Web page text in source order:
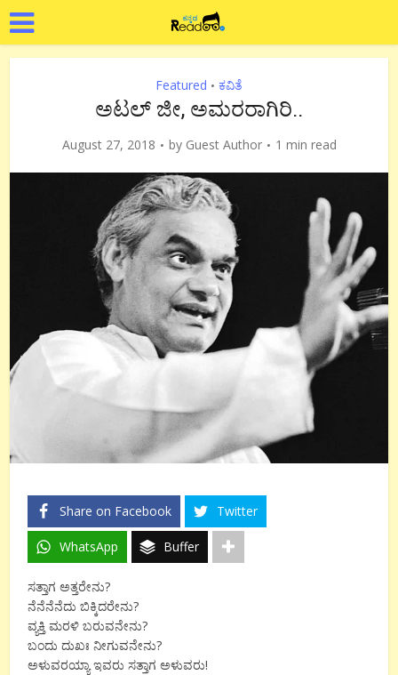
Featured • ಕವಿತೆ
ಅಟಲ್ ಜೀ, ಅಮರರಾಗಿರಿ..
August 27, 2018 by Guest Author 1 min read
Share on Facebook Twitter
WhatsApp Buffer
ಸತ್ತಾಗ ಅತ್ತರೇನು?
ನೆನೆನೆನೆದು ಬಿಕ್ಕಿದರೇನು?
ವ್ಯಕ್ತಿ ಮರಳಿ ಬರುವನೇನು?
ಬಂದು ದುಖಃ ನೀಗುವನೇನು?
ಅಳುವರಯ್ಯಾ ಇವರು ಸತ್ತಾಗ ಅಳುವರು!